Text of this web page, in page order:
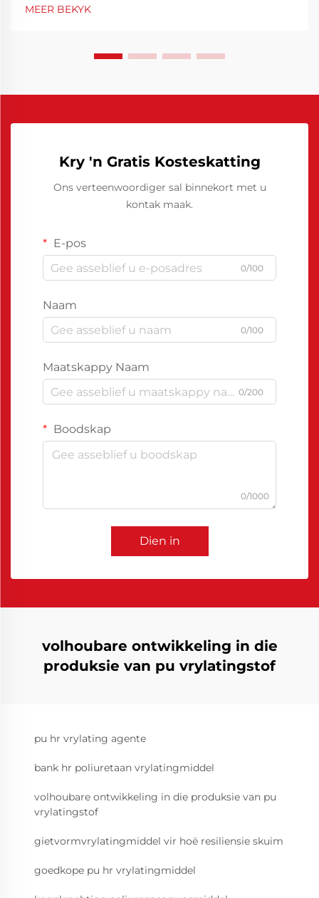
gebruik van vrylatingsmiddels. Hierdie spesialiseerde
MEER BEKYK
Kry 'n Gratis Kosteskatting
Ons verteenwoordiger sal binnekort met u
kontak maak.
E-pos
0/100
Naam
0/100
Maatskappy Naam
0/200
Boodskap
0/1000
Dien in
volhoubare ontwikkeling in die
produksie van pu vrylatingstof
pu hr vrylating agente
bank hr poliuretaan vrylatingmiddel
volhoubare ontwikkeling in die produksie van pu
vrylatingstof
gietvormvrylatingmiddel vir hoë resiliensie skuim
goedkope pu hr vrylatingmiddel